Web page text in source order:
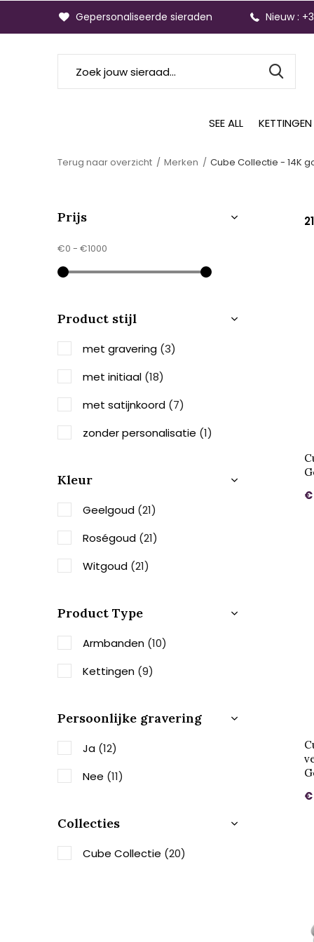
SEE ALL KETTINGEN
Gepersonaliseerde sieraden Nieuw :
Terug naar overzicht Merken Cube Collectie - 14K
€
Prijs
€0 - €1000
Product stijl
met gravering (3)
met initiaal (18)
met satijnkoord (7)
zonder personalisatie (1)
Kleur
Geelgoud (21)
Roségoud (21)
Witgoud (21)
Product Type
Armbanden (10)
Kettingen (9)
Persoonlijke gravering
Ja (12)
Nee (11)
Collecties
Cube Collectie (20)